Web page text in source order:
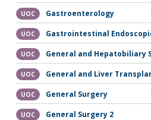
UOC Gastroenterology
UOC Gastrointestinal
UOC General and Hepatobiliary
UOC General and Liver
UOC General Surgery
UOC General Surgery 2